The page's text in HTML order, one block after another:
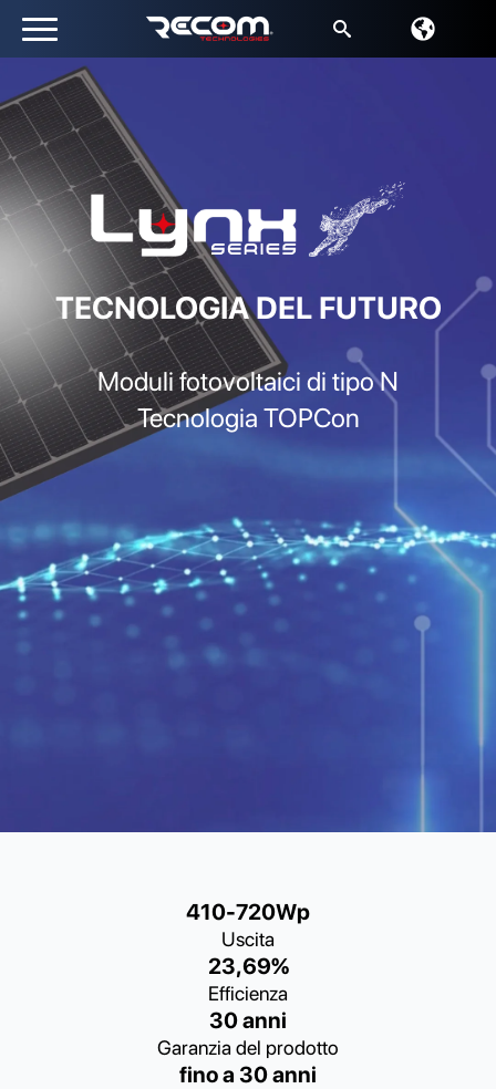
TECNOLOGIA DEL FUTURO
Moduli fotovoltaici di tipo N
Tecnologia TOPCon
410-720Wp
Uscita
23,69%
Efficienza
30 anni
Garanzia del prodotto
fino a 30 anni